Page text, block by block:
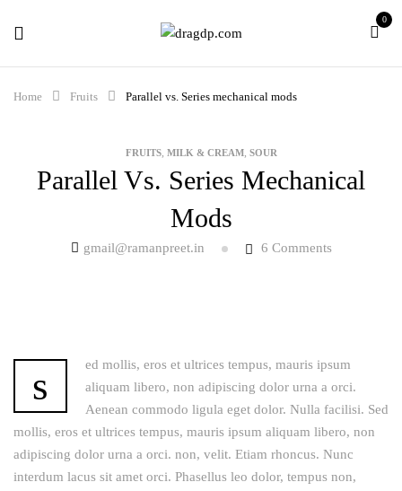
0
Home Fruits Parallel vs. Series mechanical mods
FRUITS, MILK & CREAM, SOUR
Parallel Vs. Series Mechanical
Mods
gmail@ramanpreet.in 6 Comments
s
ed mollis, eros et ultrices tempus, mauris ipsum
aliquam libero, non adipiscing dolor urna a orci.
Aenean commodo ligula eget dolor. Nulla facilisi. Sed
mollis, eros et ultrices tempus, mauris ipsum aliquam libero, non
adipiscing dolor urna a orci. non, velit. Etiam rhoncus. Nunc
interdum lacus sit amet orci. Phasellus leo dolor, tempus non,